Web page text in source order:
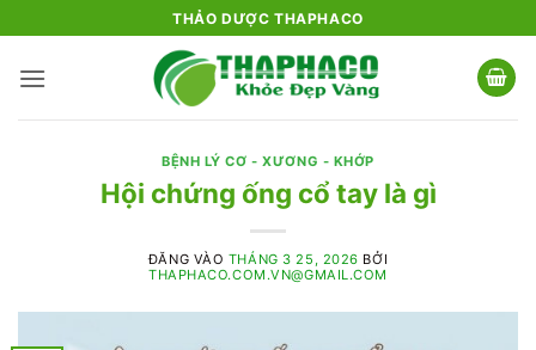
qua
nội
THẢO DƯỢC THAPHACO
BỆNH LÝ CƠ - XƯƠNG - KHỚP
Hội chứng ống cổ tay là gì
ĐĂNG VÀO THÁNG 3 25, 2026 BỞI
THAPHACO.COM.VN@GMAIL.COM